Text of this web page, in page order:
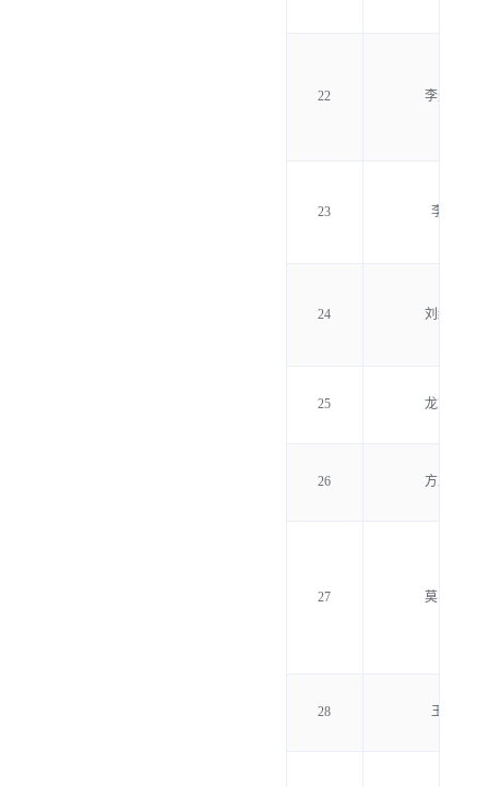
22 李进辉
23 李玮
24 刘红卫
25 龙志远
26 方玉强
27 莫学停
28 王文